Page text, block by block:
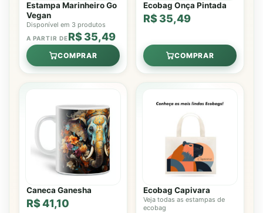
Estampa Marinheiro Go
Vegan
Disponível em 3 produtos
A PARTIR DER$ 35,49
COMPRAR
Ecobag Onça Pintada
R$ 35,49
COMPRAR
Caneca Ganesha
R$ 41,10
Ecobag Capivara
Veja todas as estampas de
ecobag